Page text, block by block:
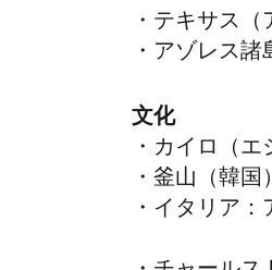
・テキサス
・アゾレス
文化
・カイロ（
・釜山（韓
・イタリア ：